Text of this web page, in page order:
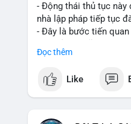
- Động thái thủ tục
nhà lập pháp tiếp tục
- Đây là bước tiến
$btc $eth
#vlikevn #titanbot
Đọc thêm
Like